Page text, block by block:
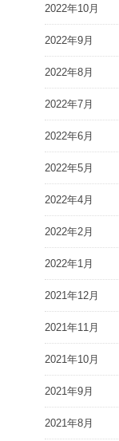
2022年10月
2022年9月
2022年8月
2022年7月
2022年6月
2022年5月
2022年4月
2022年2月
2022年1月
2021年12月
2021年11月
2021年10月
2021年9月
2021年8月